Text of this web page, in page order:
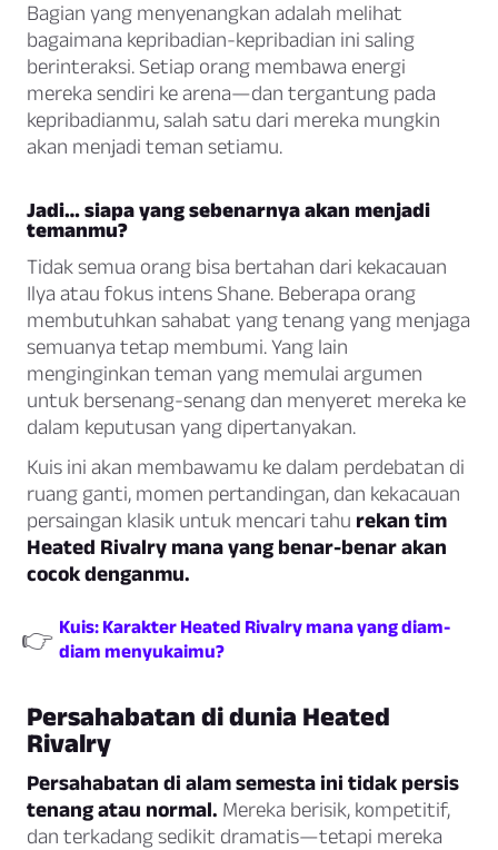
Bagian yang menyenangkan adalah melihat
bagaimana kepribadian-kepribadian ini saling
berinteraksi. Setiap orang membawa energi
mereka sendiri ke arena—dan tergantung pada
kepribadianmu, salah satu dari mereka mungkin
akan menjadi teman setiamu.
Jadi… siapa yang sebenarnya akan menjadi
temanmu?
Tidak semua orang bisa bertahan dari kekacauan
Ilya atau fokus intens Shane. Beberapa orang
membutuhkan sahabat yang tenang yang menjaga
semuanya tetap membumi. Yang lain
menginginkan teman yang memulai argumen
untuk bersenang-senang dan menyeret mereka ke
dalam keputusan yang dipertanyakan.
Kuis ini akan membawamu ke dalam perdebatan di
ruang ganti, momen pertandingan, dan kekacauan
persaingan klasik untuk mencari tahu rekan tim
Heated Rivalry mana yang benar-benar akan
cocok denganmu.
👉 Kuis: Karakter Heated Rivalry mana yang diam-
diam menyukaimu?
Persahabatan di dunia Heated
Rivalry
Persahabatan di alam semesta ini tidak persis
tenang atau normal. Mereka berisik, kompetitif,
dan terkadang sedikit dramatis—tetapi mereka